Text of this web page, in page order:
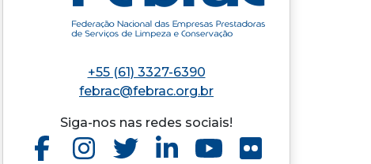
+55 (61) 3327-6390
febrac@febrac.org.br
Siga-nos nas redes sociais!